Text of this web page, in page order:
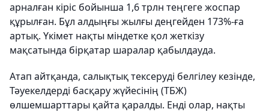
арналған кіріс бойынша 1,6 трлн теңгеге жоспар
құрылған. Бұл алдыңғы жылғы деңгейден 173%-ға
артық. Үкімет нақты міндетке қол жеткізу
мақсатында бірқатар шаралар қабылдауда.
Атап айтқанда, салықтық тексеруді белгілеу кезінде,
Тәуекелдерді басқару жүйесінің (ТБЖ)
өлшемшарттары қайта қаралды. Енді олар, нақты